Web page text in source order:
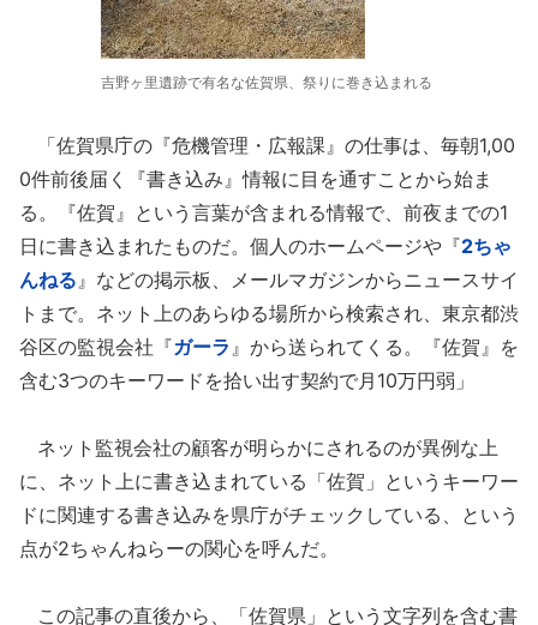
吉野ヶ里遺跡で有名な佐賀県、祭りに巻き込まれる
「佐賀県庁の『危機管理・広報課』の仕事は、毎朝1,00
0件前後届く『書き込み』情報に目を通すことから始ま
る。『佐賀』という言葉が含まれる情報で、前夜までの1
日に書き込まれたものだ。個人のホームページや『2ちゃ
んねる』などの掲示板、メールマガジンからニュースサイ
トまで。ネット上のあらゆる場所から検索され、東京都渋
谷区の監視会社『ガーラ 』から送られてくる。『佐賀』を
含む3つのキーワードを拾い出す契約で月10万円弱」
ネット監視会社の顧客が明らかにされるのが異例な上
に、ネット上に書き込まれている「佐賀」というキーワー
ドに関連する書き込みを県庁がチェックしている、という
点が2ちゃんねらーの関心を呼んだ。
この記事の直後から、「佐賀県」という文字列を含む書